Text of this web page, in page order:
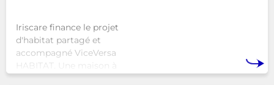
Iriscare finance le projet
d'habitat partagé et
accompagné ViceVersa
HABITAT. Une maison à